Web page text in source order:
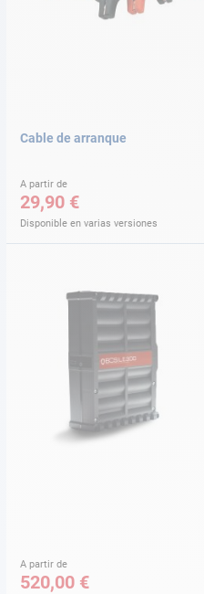
Cable de arranque
A partir de
29,90 €
Disponible en varias versiones
A partir de
520,00 €